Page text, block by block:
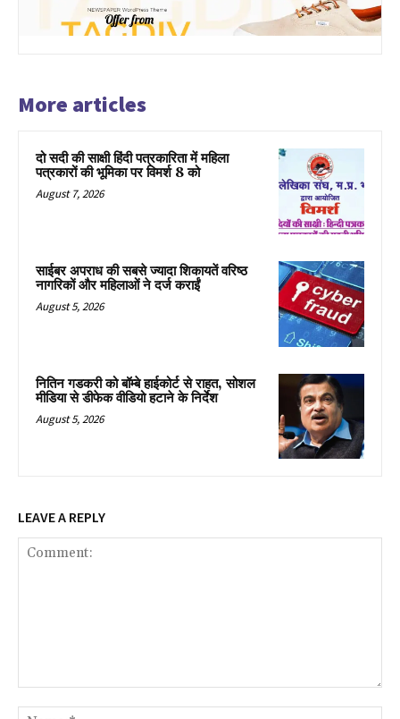
More articles
दो सदी की साक्षी हिंदी पत्रकारिता में महिला
पत्रकारों की भूमिका पर विमर्श 8 को
August 7, 2026
साईबर अपराध की सबसे ज्यादा शिकायतें वरिष्ठ
नागरिकों और महिलाओं ने दर्ज कराईं
August 5, 2026
नितिन गडकरी को बॉम्बे हाईकोर्ट से राहत, सोशल
मीडिया से डीफेक वीडियो हटाने के निर्देश
August 5, 2026
LEAVE A REPLY